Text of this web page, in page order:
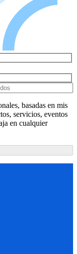
basadas en mis
servicios, eventos
en cualquier